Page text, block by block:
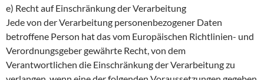
e) Recht auf Einschränkung der Verarbeitung
Jede von der Verarbeitung personenbezogener Daten
betroffene Person hat das vom Europäischen Richtlinien- und
Verordnungsgeber gewährte Recht, von dem
Verantwortlichen die Einschränkung der Verarbeitung zu